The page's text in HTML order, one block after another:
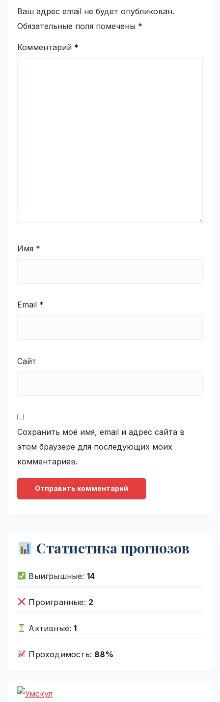
Ваш адрес email не будет опубликован.
Обязательные поля помечены *
Комментарий *
Имя *
Email *
Сайт
Сохранить моё имя, email и адрес сайта в
этом браузере для последующих моих
комментариев.
Статистика прогнозов
Выигрышные: 14
Проигранные: 2
Активные:1
Проходимость: 88%